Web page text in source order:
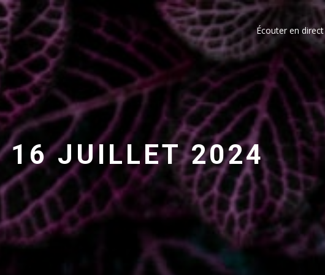
Écouter en direct
16 JUILLET 2024